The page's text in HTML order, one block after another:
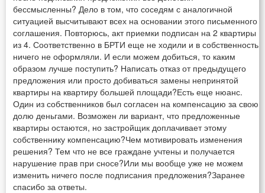
бессмысленны? Дело в том, что соседям с аналогичной
ситуацией высчитывают всех на основании этого письменного
соглашения. Повторюсь, акт приемки подписан на 2 квартиры
из 4. Соответственно в БРТИ еще не ходили и в собственность
ничего не оформляли. И если можем добиться, то каким
образом лучше поступить? Написать отказ от предыдущего
предложения или просто добиваться замены непринятой
квартиры на квартиру большей площади?Есть еще нюанс.
Один из собственников был согласен на компенсацию за свою
долю деньгами. Возможен ли вариант, что предложенные
квартиры остаются, но застройщик доплачивает этому
собственнику компенсацию?Чем мотивировать изменения
решения? Тем что не все граждане учтены и получается
нарушение прав при сносе?Или мы вообще уже не можем
изменить ничего после подписания предложения?Заранее
спасибо за ответы.